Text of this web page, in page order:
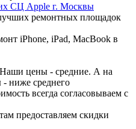
СЦ Apple г. Москвы
ремонтных площадок
цены - средние. А на
ниже среднего
всегда согласовываем с
предоставляем скидки